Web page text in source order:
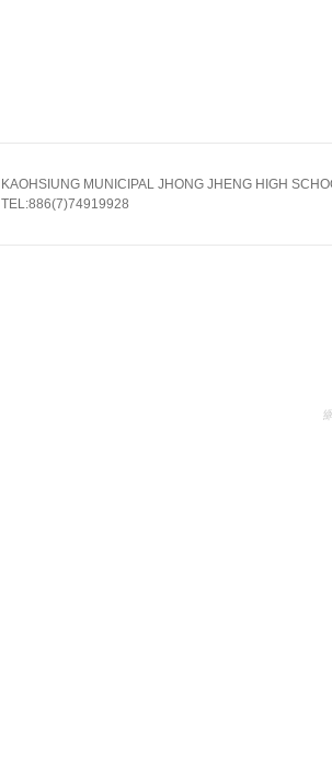
KAOHSIUNG MUNICIPAL JHONG JHENG HIGH
TEL:886(7)74919928